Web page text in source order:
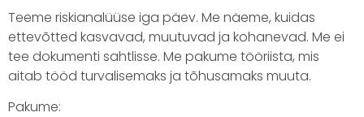
Teeme riskianalüüse iga päev. Me näeme, kuidas
ettevõtted kasvavad, muutuvad ja kohanevad. Me ei
tee dokumenti sahtlisse. Me pakume tööriista, mis
aitab tööd turvalisemaks ja tõhusamaks muuta.
Pakume: